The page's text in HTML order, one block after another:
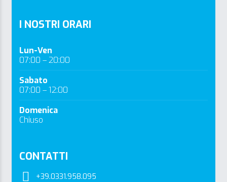
I NOSTRI ORARI
Lun-Ven
07:00 – 20:00
Sabato
07:00 – 12:00
Domenica
Chiuso
CONTATTI
+39.0331.958.095